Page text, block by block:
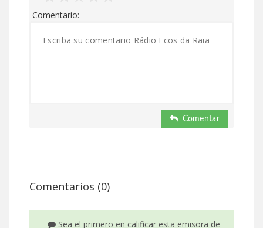
Comentario:
Comentar
Comentarios (0)
Sea el primero en calificar esta emisora de